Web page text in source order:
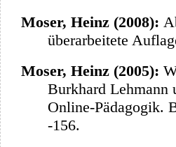
Moser, Heinz (2008):
überarbeitete
Moser, Heinz (2005):
Burkhard Lehmann
Online-Pädagogik.
-156.